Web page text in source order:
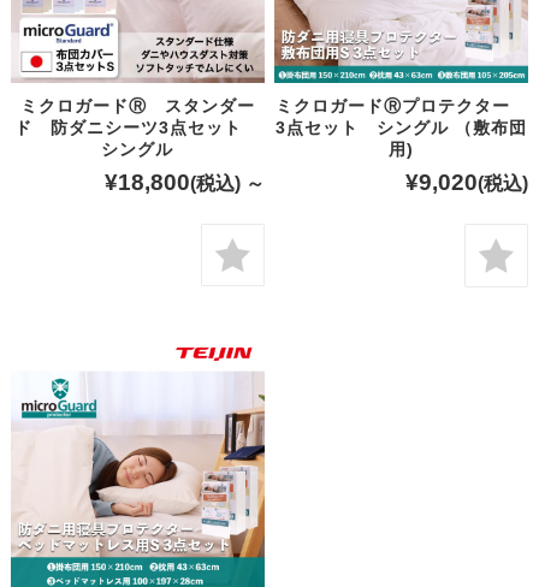
ミクロガードⓇ スタンダー
ド 防ダニシーツ3点セット
シングル
¥18,800(税込) ～
ミクロガードⓇプロテクター
3点セット シングル （敷布団
用)
¥9,020(税込)